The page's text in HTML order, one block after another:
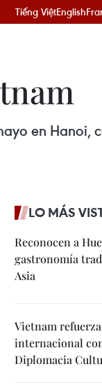
Tiếng ViệtEnglish
en Hanoi,
LO MÁS
Reconocen a
gastronomía
Asia
Vietnam
internacional
Diplomacia